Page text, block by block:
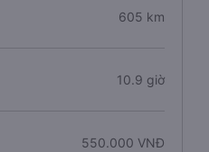
605 km
10.9 giờ
550.000 VNĐ